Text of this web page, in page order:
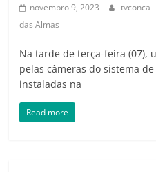
novembro 9, 2023 tvconca
das Almas
Na tarde de terça-feira (07),
pelas câmeras do sistema
instaladas na
Read more